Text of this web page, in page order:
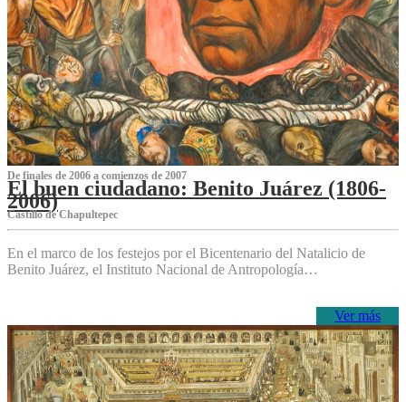
De finales de 2006 a comienzos de 2007
El buen ciudadano: Benito Juárez (1806-
2006)
Castillo de Chapultepec
En el marco de los festejos por el Bicentenario del Natalicio de
Benito Juárez, el Instituto Nacional de Antropología…
Ver más